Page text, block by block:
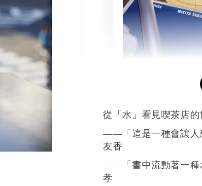
NT$ 50
-
從「水」看見喫茶店的
——「這是一種會讓人
友香
——「書中流動著一種
孝